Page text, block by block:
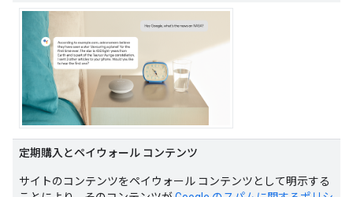
定期購入とペイウォール コンテンツ
サイトのコンテンツをペイウォール コンテンツとして明示する